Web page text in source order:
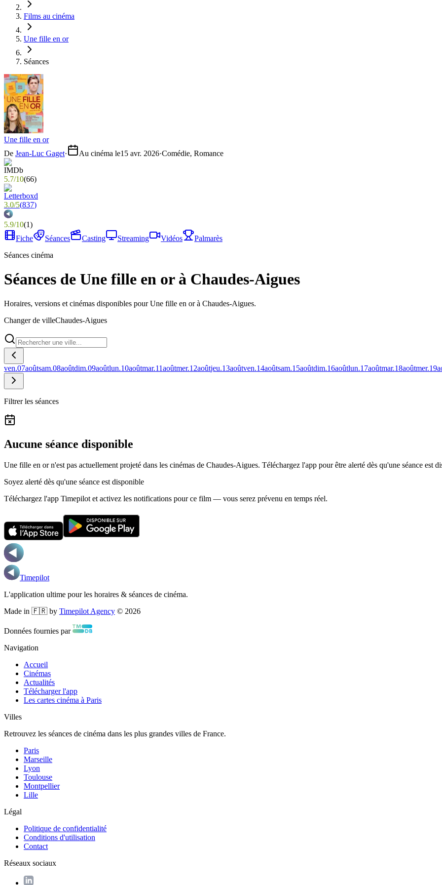
Films au cinéma
Une fille en or
Séances
Une fille en or
De Jean-Luc Gaget· Au cinéma le15 avr. 2026·Comédie, Romance
5.7/10(66)
3.0/5(837)
5.9/10(1)
Fiche
Séances Casting Streaming Vidéos
Palmarès
Séances cinéma
Séances de Une fille en or à Chaudes-Aigues
Horaires, versions et cinémas disponibles pour Une fille en or à Chaudes-Aigues.
Changer de villeChaudes-Aigues
ven.07aoûtsam.08aoûtdim.09aoûtlun.10aoûtmar.11aoûtmer.12aoûtjeu.13aoûtven.14aoûtsam.15aoûtdim.16aoûtlun.17aoûtmar.18aoûtmer.19
Filtrer les séances
Aucune séance disponible
Une fille en or n'est pas actuellement projeté dans les cinémas de Chaudes-Aigues. Téléchargez l'app pour être alerté dès qu'une séance est
Soyez alerté dès qu'une séance est disponible
Téléchargez l'app Timepilot et activez les notifications pour ce film — vous serez prévenu en temps réel.
Timepilot
L'application ultime pour les horaires & séances de cinéma.
Made in 🇫🇷 by Timepilot Agency © 2026
Données fournies par
Navigation
Accueil
Cinémas
Actualités
Télécharger l'app
Les cartes cinéma à Paris
Villes
Retrouvez les séances de cinéma dans les plus grandes villes de France.
Paris
Marseille
Lyon
Toulouse
Montpellier
Lille
Légal
Politique de confidentialité
Conditions d'utilisation
Contact
Réseaux sociaux